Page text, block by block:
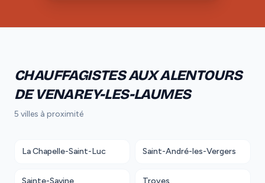
CHAUFFAGISTES AUX ALENTOURS
DE VENAREY-LES-LAUMES
5 villes à proximité
La Chapelle-Saint-Luc Saint-André-les-Vergers
Sainte-Savine Troyes